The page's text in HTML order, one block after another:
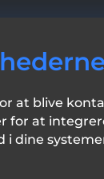
at blive
for at
i dine